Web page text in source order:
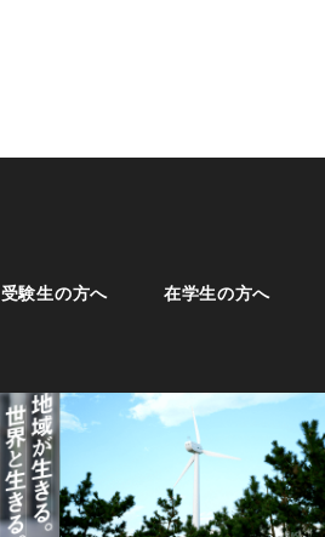
受験生の方へ 在学生の方へ